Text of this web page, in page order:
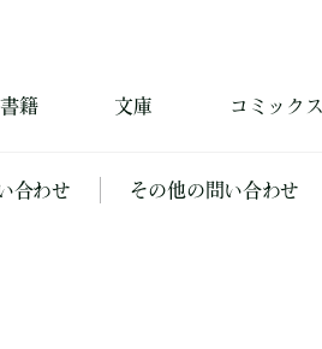
書籍 文庫 コミックス
合わせ その他の問い合わせ